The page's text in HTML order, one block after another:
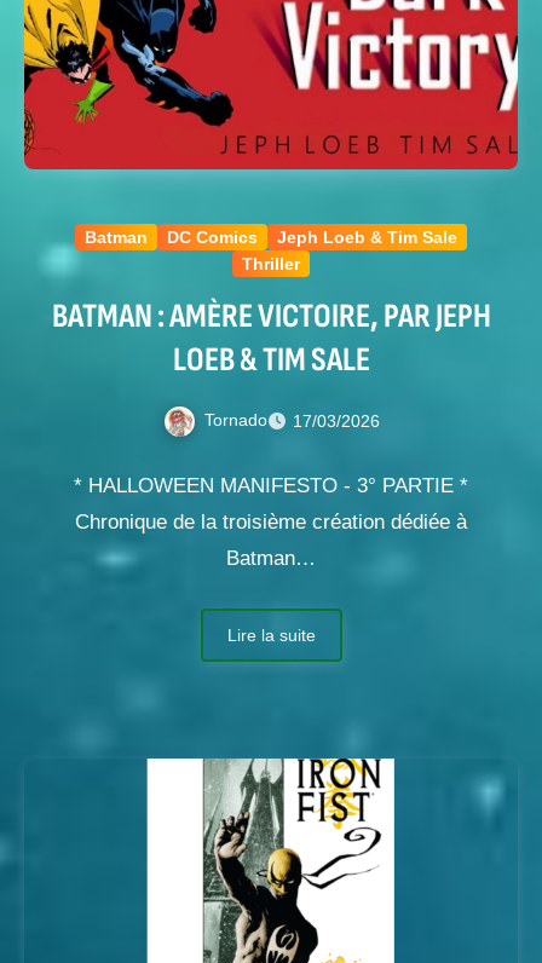
Batman DC Comics
Jeph Loeb & Tim Sale
Thriller
BATMAN : AMÈRE VICTOIRE, PAR JEPH
LOEB & TIM SALE
Tornado 17/03/2026
* HALLOWEEN MANIFESTO - 3° PARTIE *
Chronique de la troisième création dédiée à
Batman…
Lire la suite